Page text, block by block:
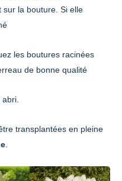
sur la bouture. Si elle
les boutures racinées
de bonne qualité
transplantées en pleine